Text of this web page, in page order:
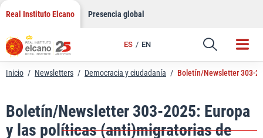
Saltar
contenido
Real Instituto Elcano Presencia global
ES EN
Enlace
Inicio / Newsletters / Democracia y ciudadanía / Boletín/Newsletter 303-
Boletín/Newsletter 303-2025: Europa
y las políticas (anti)migratorias de